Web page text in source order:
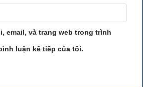
Luôn có sẵn phụ tùng tại nhà máy để phục
vụ kịp thời những yêu cầu cấp bách nhất
email, và trang web trong trình
luận kế tiếp của tôi.